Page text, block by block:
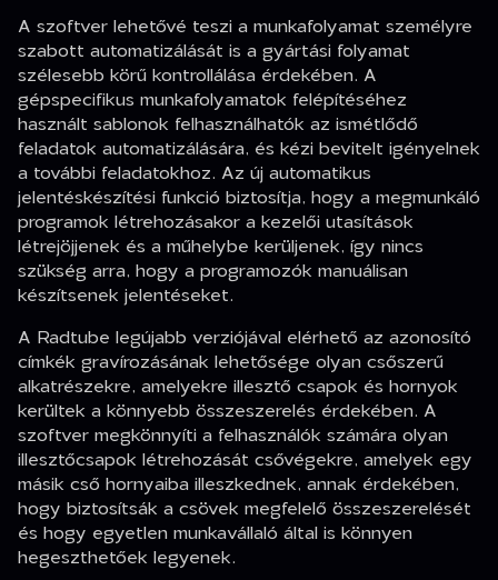
A szoftver lehetővé teszi a munkafolyamat személyre
szabott automatizálását is a gyártási folyamat
szélesebb körű kontrollálása érdekében. A
gépspecifikus munkafolyamatok felépítéséhez
használt sablonok felhasználhatók az ismétlődő
feladatok automatizálására, és kézi bevitelt igényelnek
a további feladatokhoz. Az új automatikus
jelentéskészítési funkció biztosítja, hogy a megmunkáló
programok létrehozásakor a kezelői utasítások
létrejöjjenek és a műhelybe kerüljenek, így nincs
szükség arra, hogy a programozók manuálisan
készítsenek jelentéseket.
A Radtube legújabb verziójával elérhető az azonosító
címkék gravírozásának lehetősége olyan csőszerű
alkatrészekre, amelyekre illesztő csapok és hornyok
kerültek a könnyebb összeszerelés érdekében. A
szoftver megkönnyíti a felhasználók számára olyan
illesztőcsapok létrehozását csővégekre, amelyek egy
másik cső hornyaiba illeszkednek, annak érdekében,
hogy biztosítsák a csövek megfelelő összeszerelését
és hogy egyetlen munkavállaló által is könnyen
hegeszthetőek legyenek.